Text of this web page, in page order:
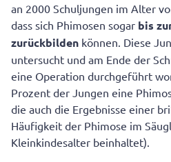
an 2000 Schuljungen im Alter
dass sich Phimosen sogar bis
zurückbilden können. Diese
untersucht und am Ende der
eine Operation durchgeführt
Prozent der Jungen eine
die auch die Ergebnisse einer
Häufigkeit der Phimose im
Kleinkindesalter beinhaltet).